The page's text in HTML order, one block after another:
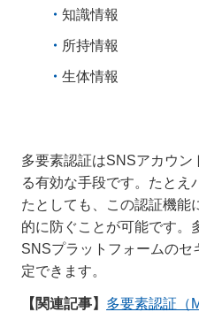
知識情報
所持情報
生体情報
多要素認証はSNSアカウン
る有効な手段です。たとえ
たとしても、この認証機能
的に防ぐことが可能です。
SNSプラットフォームのセ
定できます。
【関連記事】 多要素認証（